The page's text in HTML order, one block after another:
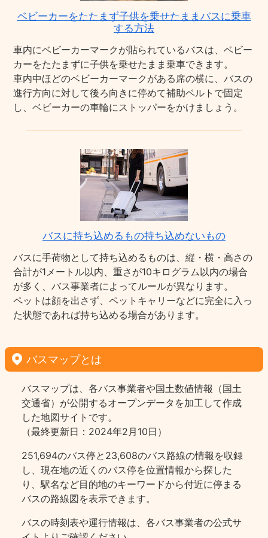
ベビーカーをたたまず子供を乗せたままバスに乗車
する方法
車内にベビーカーマークが貼られているバスは、ベビー
カーをたたまずに子供を乗せたまま乗車できます。
車内中ほどのベビーカーマークがある席の横に、バスの
進行方向に対して後ろ向きに停めて補助ベルトで固定
し、ベビーカーの車輪にストッパーをかけましょう。
バスに持ち込めるもの持ち込めないもの
バスに手荷物として持ち込めるものは、縦・横・高さの
合計が1メートル以内、重さが10キログラム以内の場合
が多く、バス事業者によってルールが異なります。
ペットは顔を出さず、ペットキャリーなどに完全に入っ
た状態であれば持ち込める場合があります。
バスマップとは
バスマップは、各バス事業者や国土数値情報（国土
交通省）が公開するオープンデータを加工して作成
した地図サイトです。
（最終更新日：2024年2月10日）
251,694のバス停と23,608のバス路線の情報を収録
し、現在地の近くのバス停を位置情報から探した
り、駅名など目的地のキーワードから付近に停まる
バスの路線図を表示できます。
バスの時刻表や運行情報は、各バス事業者の公式サ